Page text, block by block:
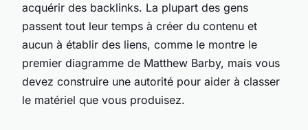
acquérir des backlinks. La plupart des gens
passent tout leur temps à créer du contenu et
aucun à établir des liens, comme le montre le
premier diagramme de Matthew Barby, mais vous
devez construire une autorité pour aider à classer
le matériel que vous produisez.